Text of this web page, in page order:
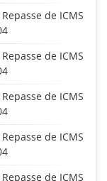
de ICMS
de ICMS
de ICMS
de ICMS
de ICMS